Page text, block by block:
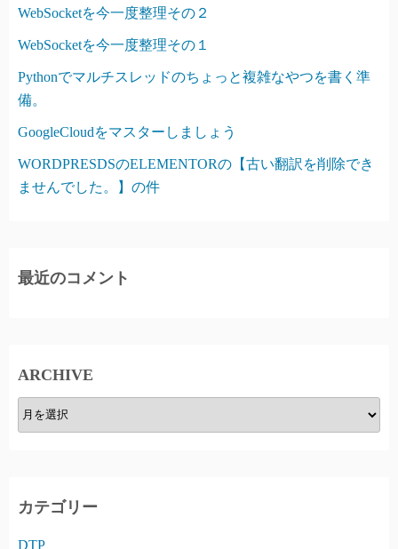
WebSocketを今一度整理その２
WebSocketを今一度整理その１
Pythonでマルチスレッドのちょっと複雑なやつを書く準
備。
GoogleCloudをマスターしましょう
WORDPRESDSのELEMENTORの【古い翻訳を削除でき
ませんでした。】の件
最近のコメント
ARCHIVE
A
R
E
カテゴリー
DTP